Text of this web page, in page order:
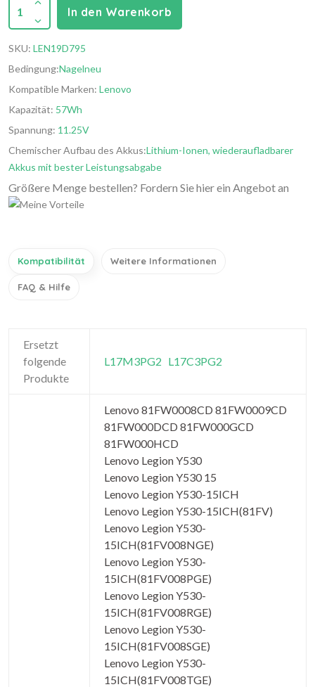
1 In den Warenkorb
SKU: LEN19D795
Bedingung:Nagelneu
Kompatible Marken: Lenovo
Kapazität: 57Wh
Spannung: 11.25V
Chemischer Aufbau des Akkus:Lithium-Ionen, wiederaufladbarer
Akkus mit bester Leistungsabgabe
Größere Menge bestellen? Fordern Sie hier ein Angebot an
Kompatibilität Weitere Informationen
FAQ & Hilfe
Ersetzt
folgende
Produkte
L17M3PG2 L17C3PG2
Lenovo 81FW0008CD 81FW0009CD
81FW000DCD 81FW000GCD
81FW000HCD
Lenovo Legion Y530
Lenovo Legion Y530 15
Lenovo Legion Y530-15ICH
Lenovo Legion Y530-15ICH(81FV)
Lenovo Legion Y530-
15ICH(81FV008NGE)
Lenovo Legion Y530-
15ICH(81FV008PGE)
Lenovo Legion Y530-
15ICH(81FV008RGE)
Lenovo Legion Y530-
15ICH(81FV008SGE)
Lenovo Legion Y530-
15ICH(81FV008TGE)